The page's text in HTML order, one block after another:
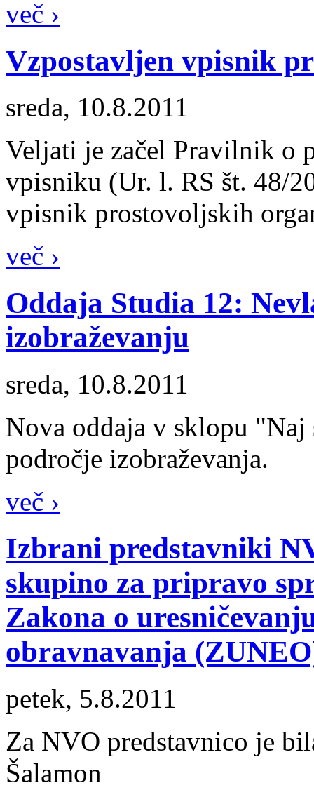
več ›
Vzpostavljen vpisnik
sreda, 10.8.2011
Veljati je začel Pravilnik o
vpisniku (Ur. l. RS št. 48/
vpisnik prostovoljskih
več ›
Oddaja Studia 12:
izobraževanju
sreda, 10.8.2011
Nova oddaja v sklopu
področje izobraževanja.
več ›
Izbrani predstavniki
skupino za pripravo
Zakona o
obravnavanja
petek, 5.8.2011
Za NVO predstavnico je
Šalamon